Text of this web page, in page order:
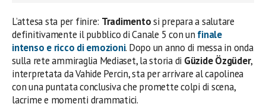
L’attesa sta per finire: Tradimentosi prepara a salutare
definitivamente il pubblico di Canale 5 con un finale
intenso e ricco di emozioni. Dopo un anno di messa in onda
sulla rete ammiraglia Mediaset, la storia di Güzide Özgüder,
interpretata da Vahide Percin, sta per arrivare al capolinea
con una puntata conclusiva che promette colpi di scena,
lacrime e momenti drammatici.